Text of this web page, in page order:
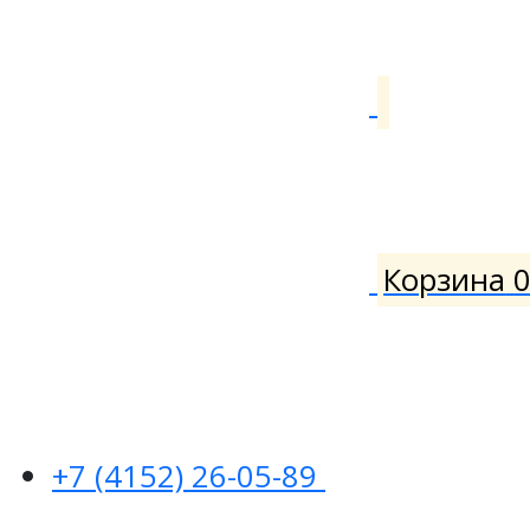
Корзина 0
+7 (4152) 26-05-89